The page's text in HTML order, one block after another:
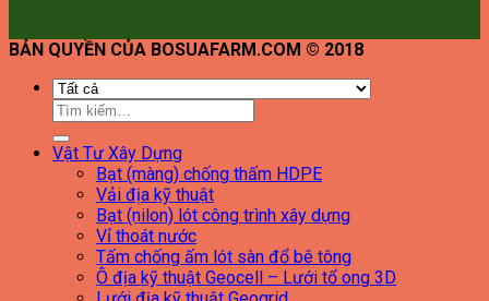
BẢN QUYỀN CỦA BOSUAFARM.COM © 2018
Tìm
Vật Tư Xây Dựng
Bạt (màng) chống thấm HDPE
Vải địa kỹ thuật
Bạt (nilon) lót công trình xây dựng
Vỉ thoát nước
Tấm chống ấm lót sàn đổ bê tông
Ô địa kỹ thuật Geocell – Lưới tổ ong 3D